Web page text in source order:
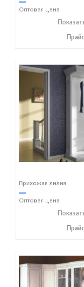
Оптовая цена
+7 (928) 229-52-42
Прихожая лилия
—
Оптовая цена
+7 (928) 229-52-42